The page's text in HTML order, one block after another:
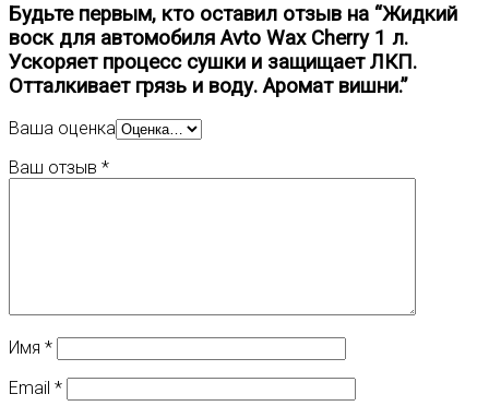
Будьте первым, кто оставил отзыв на “Жидкий
воск для автомобиля Avto Wax Cherry 1 л.
Ускоряет процесс сушки и защищает ЛКП.
Отталкивает грязь и воду. Аромат вишни.”
Ваша оценка
Ваш отзыв *
Имя *
Email *